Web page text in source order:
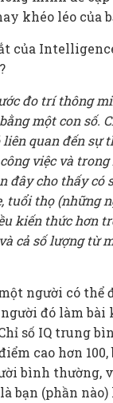
khéo léo của
của
đo trí thông
một con số.
liên quan đến sự
việc và
đây cho thấy có
tuổi thọ (những
kiến thức hơn
cả số lượng từ
người có thể
đó làm
số IQ trung
cao hơn
bình thường,
bạn (phần